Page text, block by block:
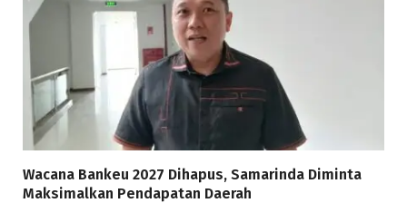
Wacana Bankeu 2027 Dihapus, Samarinda Diminta
Maksimalkan Pendapatan Daerah